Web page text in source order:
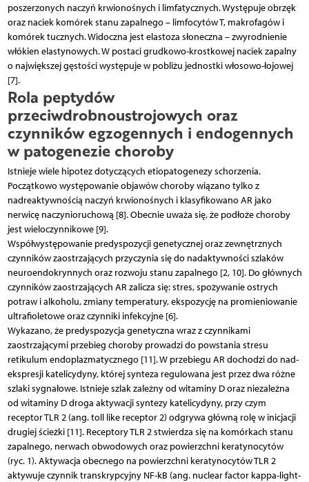
poszerzonych naczyń krwionośnych i limfatycznych. Występuje obrzęk
oraz naciek komórek stanu zapalnego – limfocytów T, makrofagów i
komórek tucznych. Widoczna jest elastoza słoneczna – zwyrodnienie
włókien elastynowych. W postaci grudkowo-krostkowej naciek zapalny
o największej gęstości występuje w pobliżu jednostki włosowo-łojowej
[7].
Rola peptydów
przeciwdrobnoustrojowych oraz
czynników egzogennych i endogennych
w patogenezie choroby
Istnieje wiele hipotez dotyczących etiopatogenezy schorzenia.
Początkowo występowanie objawów choroby wiązano tylko z
nadreaktywnością naczyń krwionośnych i klasyfikowano AR jako
nerwicę naczynioruchową [8]. Obecnie uważa się, że podłoże choroby
jest wieloczynnikowe [9].
Współwystępowanie predyspozycji genetycznej oraz zewnętrznych
czynników zaostrzających przyczynia się do nadaktywności szlaków
neuroendokrynnych oraz rozwoju stanu zapalnego [2, 10]. Do głównych
czynników zaostrzających AR zalicza się: stres, spożywanie ostrych
potraw i alkoholu, zmiany temperatury, ekspozycję na promieniowanie
ultrafioletowe oraz czynniki infekcyjne [6].
Wykazano, że predyspozycja genetyczna wraz z czynnikami
zaostrzającymi przebieg choroby prowadzi do powstania stresu
retikulum endoplazmatycznego [11]. W przebiegu AR dochodzi do nad­
ekspresji katelicydyny, której synteza regulowana jest przez dwa różne
szlaki sygnałowe. Istnieje szlak zależny od witaminy D oraz niezależna
od witaminy D droga aktywacji syntezy katelicydyny, przy czym
receptor TLR 2 (ang. toll like receptor 2) odgrywa główną rolę w inicjacji
drugiej ścieżki [11]. Receptory TLR 2 stwierdza się na komórkach stanu
zapalnego, nerwach obwodowych oraz powierzchni keratynocytów
(ryc. 1). Aktywacja obecnego na powierzchni keratynocytów TLR 2
aktywuje czynnik transkrypcyjny NF-kB (ang. nuclear factor kappa-light-